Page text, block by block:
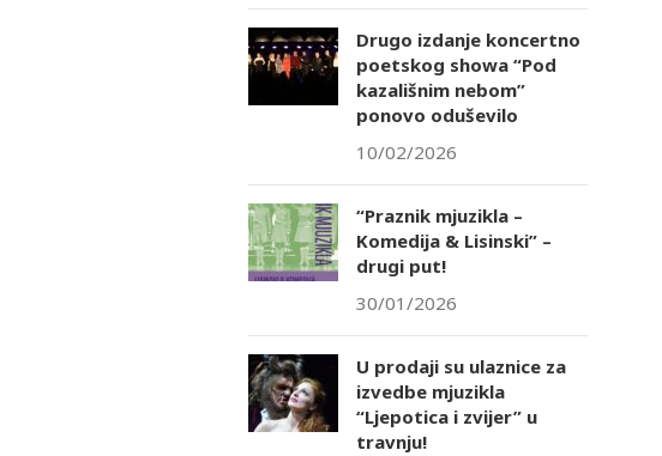
Drugo izdanje koncertno
poetskog showa “Pod
kazališnim nebom”
ponovo oduševilo
10/02/2026
“Praznik mjuzikla –
Komedija & Lisinski” –
drugi put!
30/01/2026
U prodaji su ulaznice za
izvedbe mjuzikla
“Ljepotica i zvijer” u
travnju!